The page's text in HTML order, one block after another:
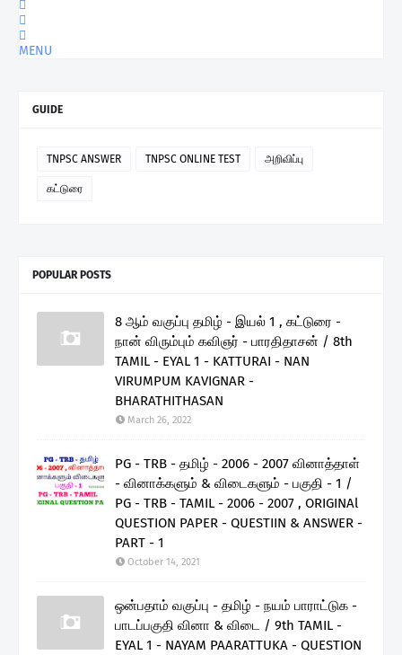
MENU
GUIDE
TNPSC ANSWER TNPSC ONLINE TEST அறிவிப்பு
கட்டுரை
POPULAR POSTS
8 ஆம் வகுப்பு தமிழ் - இயல் 1 , கட்டுரை -
நான் விரும்பும் கவிஞர் - பாரதிதாசன் / 8th
TAMIL - EYAL 1 - KATTURAI - NAN
VIRUMPUM KAVIGNAR -
BHARATHITHASAN
March 26, 2022
PG - TRB - தமிழ் - 2006 - 2007 வினாத்தாள்
- வினாக்களும் & விடைகளும் - பகுதி - 1 /
PG - TRB - TAMIL - 2006 - 2007 , ORIGINAl
QUESTION PAPER - QUESTIIN & ANSWER -
PART - 1
October 14, 2021
ஒன்பதாம் வகுப்பு - தமிழ் - நயம் பாராட்டுக -
பாடப்பகுதி வினா & விடை / 9th TAMIL -
EYAL 1 - NAYAM PAARATTUKA - QUESTION